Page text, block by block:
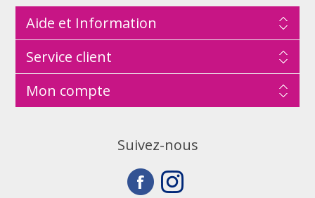
Aide et Information
Service client
Mon compte
Suivez-nous